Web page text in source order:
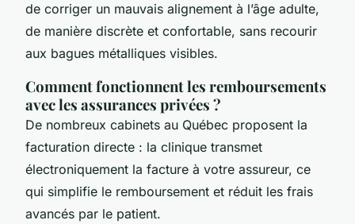
de corriger un mauvais alignement à l’âge adulte,
de manière discrète et confortable, sans recourir
aux bagues métalliques visibles.
Comment fonctionnent les remboursements
avec les assurances privées ?
De nombreux cabinets au Québec proposent la
facturation directe : la clinique transmet
électroniquement la facture à votre assureur, ce
qui simplifie le remboursement et réduit les frais
avancés par le patient.